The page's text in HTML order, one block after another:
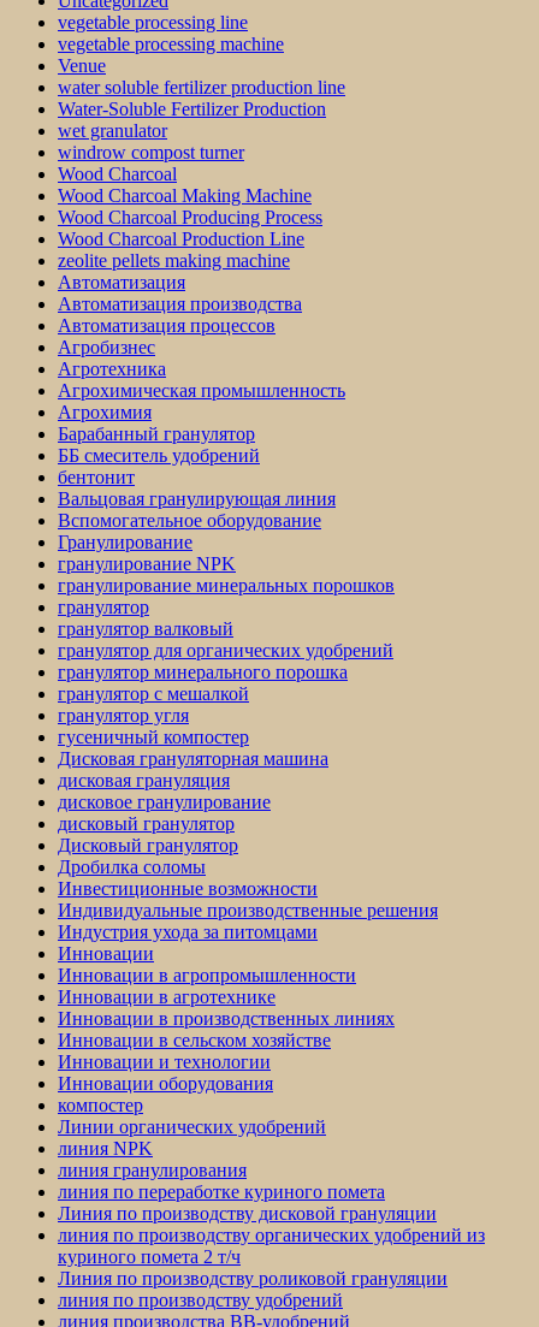
vegetable processing line
vegetable processing machine
Venue
water soluble fertilizer production line
Water-Soluble Fertilizer Production
wet granulator
windrow compost turner
Wood Charcoal
Wood Charcoal Making Machine
Wood Charcoal Producing Process
Wood Charcoal Production Line
zeolite pellets making machine
Автоматизация
Автоматизация производства
Автоматизация процессов
Агробизнес
Агротехника
Агрохимическая промышленность
Агрохимия
Барабанный гранулятор
ББ смеситель удобрений
бентонит
Вальцовая гранулирующая линия
Вспомогательное оборудование
Гранулирование
гранулирование NPK
гранулирование минеральных порошков
гранулятор
гранулятор валковый
гранулятор для органических удобрений
гранулятор минерального порошка
гранулятор с мешалкой
гранулятор угля
гусеничный компостер
Дисковая грануляторная машина
дисковая грануляция
дисковое гранулирование
дисковый гранулятор
Дисковый гранулятор
Дробилка соломы
Инвестиционные возможности
Индивидуальные производственные решения
Индустрия ухода за питомцами
Инновации
Инновации в агропромышленности
Инновации в агротехнике
Инновации в производственных линиях
Инновации в сельском хозяйстве
Инновации и технологии
Инновации оборудования
компостер
Линии органических удобрений
линия NPK
линия гранулирования
линия по переработке куриного помета
Линия по производству дисковой грануляции
линия по производству органических удобрений из
куриного помета 2 т/ч
Линия по производству роликовой грануляции
линия по производству удобрений
линия производства BB-удобрений